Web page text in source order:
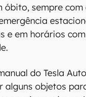
óbito, sempre com
e em horários
do Tesla
alguns objetos